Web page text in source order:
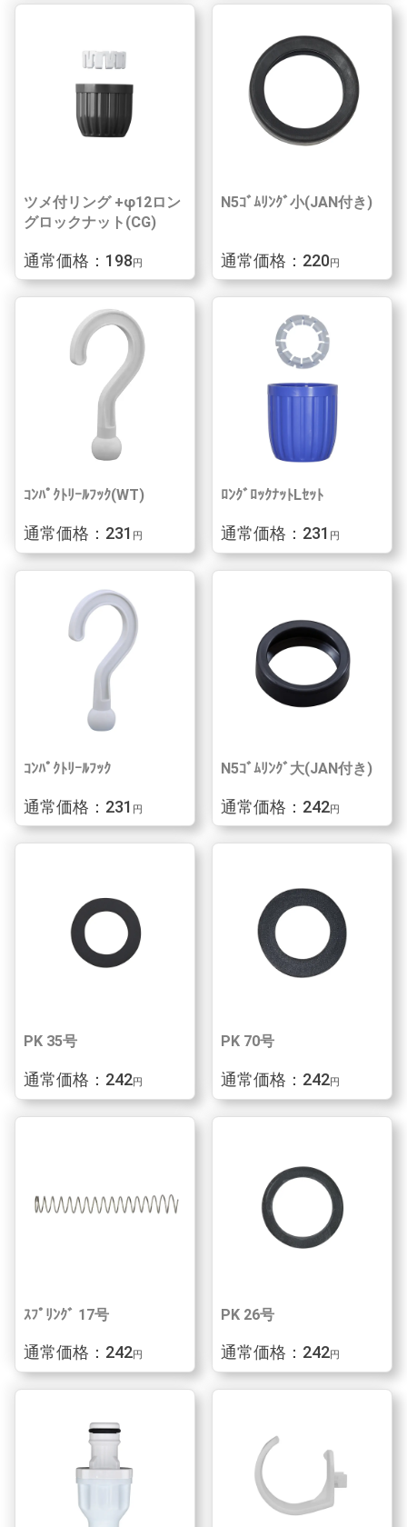
ツメ付リング +φ12ロン
グロックナット(CG)
通常価格：198円
N5ｺﾞﾑﾘﾝｸﾞ小(JAN付き)
通常価格：220円
ｺﾝﾊﾟｸﾄﾘｰﾙﾌｯｸ(WT)
通常価格：231 円
ﾛﾝｸﾞﾛｯｸﾅｯﾄLｾｯﾄ
通常価格：231 円
ｺﾝﾊﾟｸﾄﾘｰﾙﾌｯｸ
通常価格：231 円
N5ｺﾞﾑﾘﾝｸﾞ大(JAN付き)
通常価格：242円
PK 35号
通常価格：242円
PK 70号
通常価格：242円
ｽﾌﾟﾘﾝｸﾞ 17号
通常価格：242円
PK 26号
通常価格：242円